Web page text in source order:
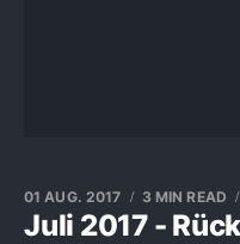
Juli 2017 -
01 AUG. 2017 3 MIN READ